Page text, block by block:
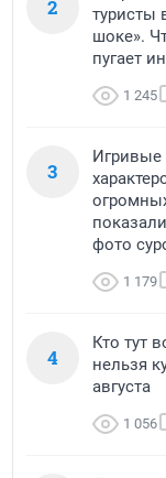
2
туристы
шоке».
пугает
1 245
3
фото
1 179
4
Кто тут
нельзя
августа
1 056